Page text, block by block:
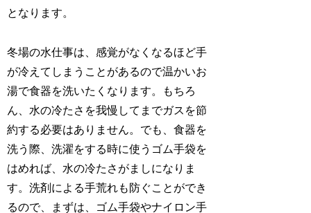
となります。
冬場の水仕事は、感覚がなくなるほど手
が冷えてしまうことがあるので温かいお
湯で食器を洗いたくなります。もちろ
ん、水の冷たさを我慢してまでガスを節
約する必要はありません。でも、食器を
洗う際、洗濯をする時に使うゴム手袋を
はめれば、水の冷たさがましになりま
す。洗剤による手荒れも防ぐことができ
るので、まずは、ゴム手袋やナイロン手